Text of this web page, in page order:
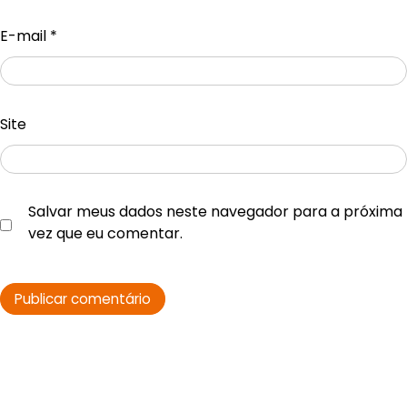
E-mail *
Site
Salvar meus dados neste navegador para a próxima
vez que eu comentar.